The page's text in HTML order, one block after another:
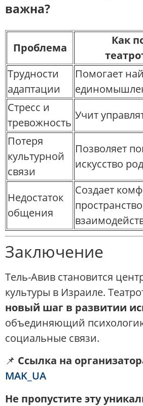
важна?
Проблема
Как
Трудности
адаптации
Помогает
Стресс и
тревожность
Учит
Потеря
культурной
связи
Позволяет
искусство
Недостаток
общения
Создает
Заключение
Тель-Авив становится
культуры в Израиле.
новый шаг в развитии
объединяющий
социальные связи.
📌 Ссылка на
MAK_UA
Не пропустите эту